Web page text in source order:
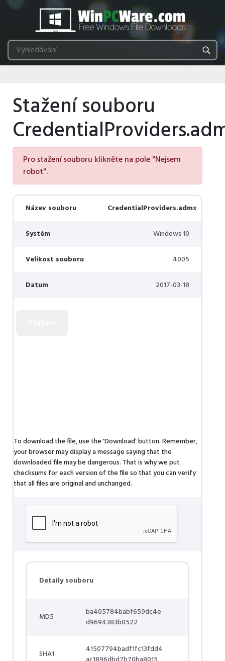
Stažení souboru
Pro stažení souboru klikněte na pole "Nejsem
robot".
Název souboru CredentialProviders.admx
Systém Windows 10
Velikost souboru 4005
Datum 2017-03-18
To download the file, use the 'Download' button. Remember,
your browser may display a message saying that the
downloaded file may be dangerous. That is why we put
checksums for each version of the file so that you can verify
that all files are original and unchanged.
Detaily souboru
MD5
ba405784babf659dc4e
d9694383b0522
SHA1
41507794badf1fc13fdd4